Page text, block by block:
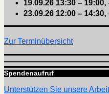
19.09.26 13:30 – 19:00,
23.09.26 12:00 – 14:30,
Zur Terminübersicht
Spendenaufruf
Unterstützen Sie unsere